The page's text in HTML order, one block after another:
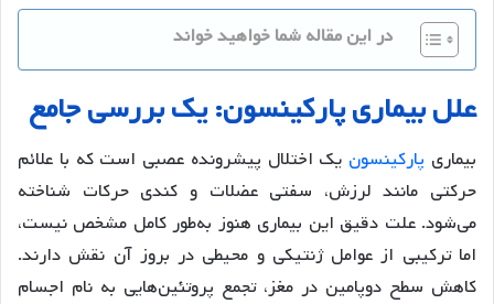
در این مقاله شما خواهید خواند
علل بیماری پارکینسون: یک بررسی جامع
بیماری پارکینسون یک اختلال پیشرونده عصبی است که با علائم
حرکتی مانند لرزش، سفتی عضلات و کندی حرکات شناخته
می‌شود. علت دقیق این بیماری هنوز به‌طور کامل مشخص نیست،
اما ترکیبی از عوامل ژنتیکی و محیطی در بروز آن نقش دارند.
کاهش سطح دوپامین در مغز، تجمع پروتئین‌هایی به نام اجسام